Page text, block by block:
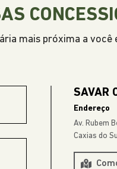
mais próxima a você
SAVAR
Endereço
Av. Rubem
Caxias do